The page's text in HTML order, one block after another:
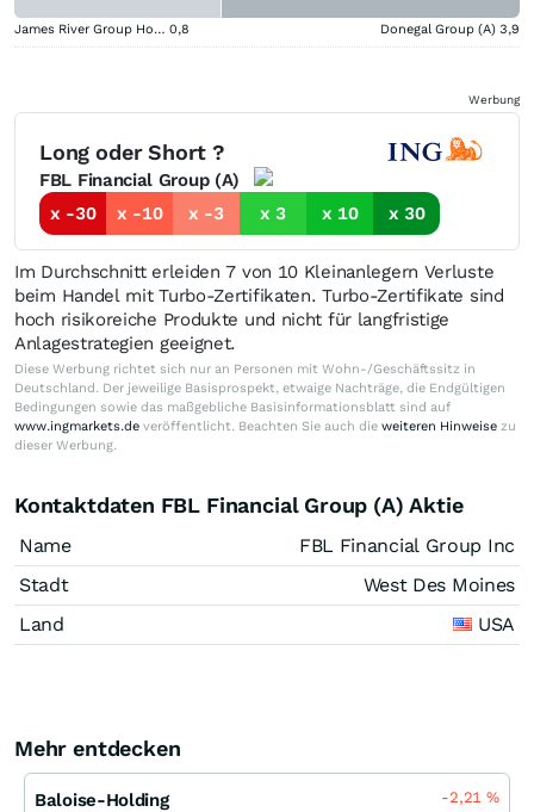
James River Group Holdings 0,8 Donegal Group (A) 3,9
Werbung
Long oder Short ?
FBL Financial Group (A)
x -30
x -10 x -3 x 3 x 10 x 30
Im Durchschnitt erleiden 7 von 10 Kleinanlegern Verluste
beim Handel mit Turbo-Zertifikaten. Turbo-Zertifikate sind
hoch risikoreiche Produkte und nicht für langfristige
Anlagestrategien geeignet.
Diese Werbung richtet sich nur an Personen mit Wohn-/Geschäftssitz in
Deutschland. Der jeweilige Basisprospekt, etwaige Nachträge, die Endgültigen
Bedingungen sowie das maßgebliche Basisinformationsblatt sind auf
www.ingmarkets.de veröffentlicht. Beachten Sie auch die weiteren Hinweise zu
dieser Werbung.
Kontaktdaten FBL Financial Group (A) Aktie
Name
FBL Financial Group Inc
Stadt
West Des Moines
Land
USA
Mehr entdecken
Baloise-Holding -2,21%